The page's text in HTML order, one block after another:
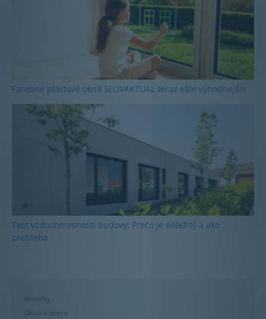
Farebné plastové okná SLOVAKTUAL teraz ešte výhodnejšie
Test vzduchotesnosti budovy: Prečo je dôležitý a ako
prebieha
Novinky
Okná a dvere